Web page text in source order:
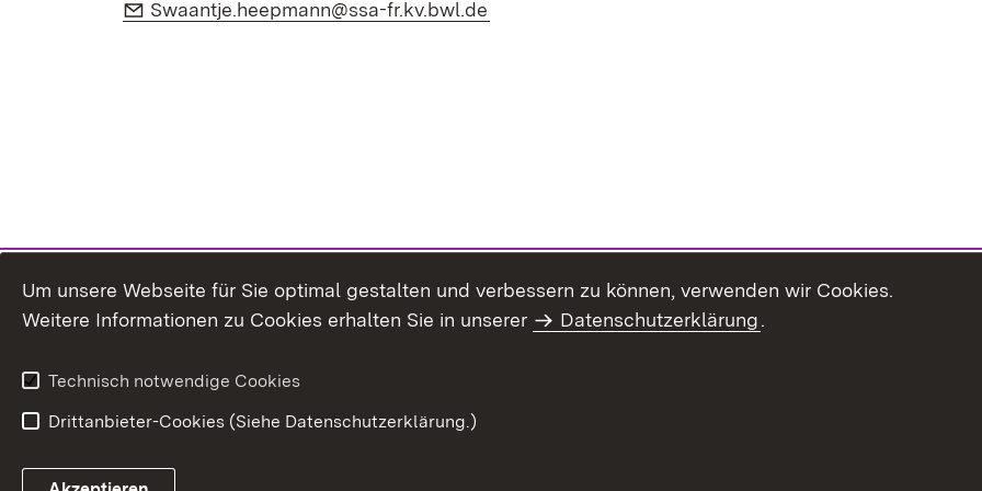
E-Mail:
Swaantje.heepmann@ssa-fr.kv.bwl.de
Um unsere Webseite für Sie optimal gestalten und verbessern zu können, verwenden wir Cookies.
Weitere Informationen zu Cookies erhalten Sie in unserer
Datenschutzerklärung.
Technisch notwendige Cookies
Drittanbieter-Cookies (Siehe Datenschutzerklärung.)